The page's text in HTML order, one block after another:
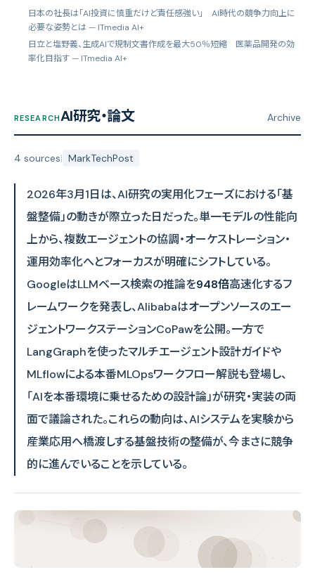
日本の社長は「AI投資に慎重だけど責任感強い」 AI時代の競争力向上に
必要な姿勢とは — ITmedia AI+
日立と塩野義、生成AIで規制文書作成を最大50％短縮 医薬品開発の効
率化目指す — ITmedia AI+
RESEARCHAI研究・論文 Archive
4 sources| MarkTechPost
2026年3月1日は、AI研究の実用化フェーズにおける「基
盤整備」の動きが際立った日だった。単一モデルの性能向
上から、複数エージェントの協調・オーケストレーション・
運用効率化へとフォーカスが明確にシフトしている。
GoogleはLLMベース検索の推論を948倍高速化するフ
レームワークを発表し、Alibabaはオープンソースのエー
ジェントワークステーションCoPawを公開。一方で
LangGraphを使ったマルチエージェント設計ガイドや
MLflowによる本番MLOpsワークフロー解説も登場し、
「AIを本番環境に乗せるための設計論」が研究・実装の両
面で議論された。これらの動向は、AIシステムを実験から
産業応用へ橋渡しする基盤技術の整備が、今まさに競争
的に進んでいることを示している。